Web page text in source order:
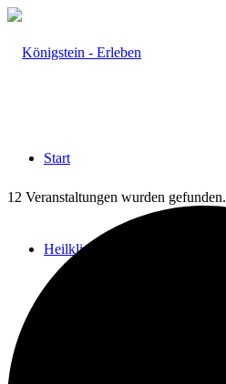
Start
Heilklima
12 Veranstaltungen wurden gefunden.